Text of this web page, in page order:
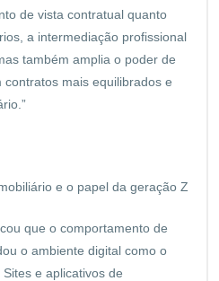
de vista contratual quanto
a intermediação profissional
também amplia o poder de
mais equilibrados e
e o papel da geração Z
que o comportamento de
o ambiente digital como o
e aplicativos de